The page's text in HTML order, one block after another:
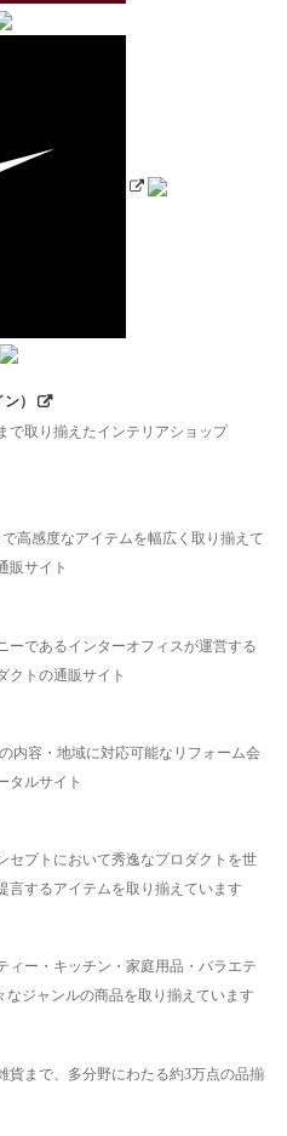
）
で取り揃えたインテリアショップ
高感度なアイテムを幅広く取り揃えて
販サイト
ーであるインターオフィスが運営する
クトの通販サイト
内容・地域に対応可能なリフォーム会
タルサイト
セプトにおいて秀逸なプロダクトを世
言するアイテムを取り揃えています
ィー・キッチン・家庭用品・バラエテ
ジャンルの商品を取り揃えています
貨まで、多分野にわたる約3万点の品揃